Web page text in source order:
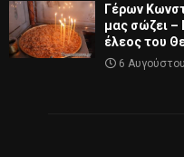
Γέρων
μας σώζει –
έλεος του
6